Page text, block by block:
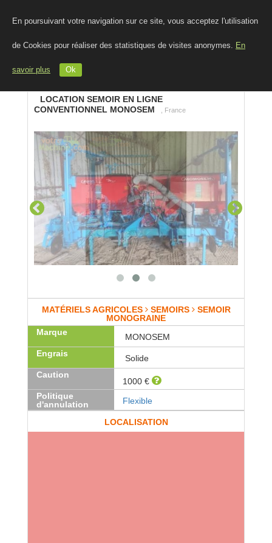
En poursuivant votre navigation sur ce site, vous acceptez l'utilisation
de Cookies pour réaliser des statistiques de visites anonymes. En
savoir plus Ok
LOCATION SEMOIR EN LIGNE
CONVENTIONNEL MONOSEM
, France
MATÉRIELS AGRICOLES SEMOIRS SEMOIR
MONOGRAINE
Marque
MONOSEM
Engrais
Solide
Caution
1000 €
Politique
d'annulation
Flexible
LOCALISATION